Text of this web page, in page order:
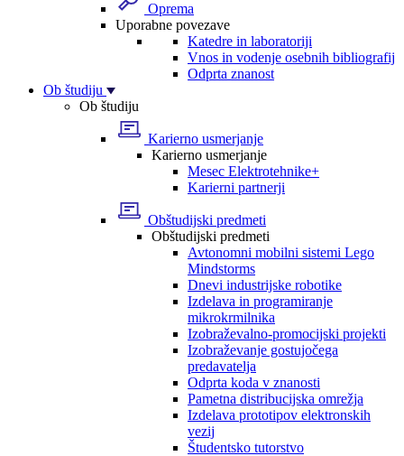
Oprema
Uporabne povezave
Katedre in laboratoriji
Vnos in vodenje osebnih bibliografij
Odprta znanost
Ob študiju
Ob študiju
Karierno usmerjanje
Karierno usmerjanje
Mesec Elektrotehnike+
Karierni partnerji
Obštudijski predmeti
Obštudijski predmeti
Avtonomni mobilni sistemi Lego
Mindstorms
Dnevi industrijske robotike
Izdelava in programiranje
mikrokrmilnika
Izobraževalno-promocijski projekti
Izobraževanje gostujočega
predavatelja
Odprta koda v znanosti
Pametna distribucijska omrežja
Izdelava prototipov elektronskih
vezij
Študentsko tutorstvo